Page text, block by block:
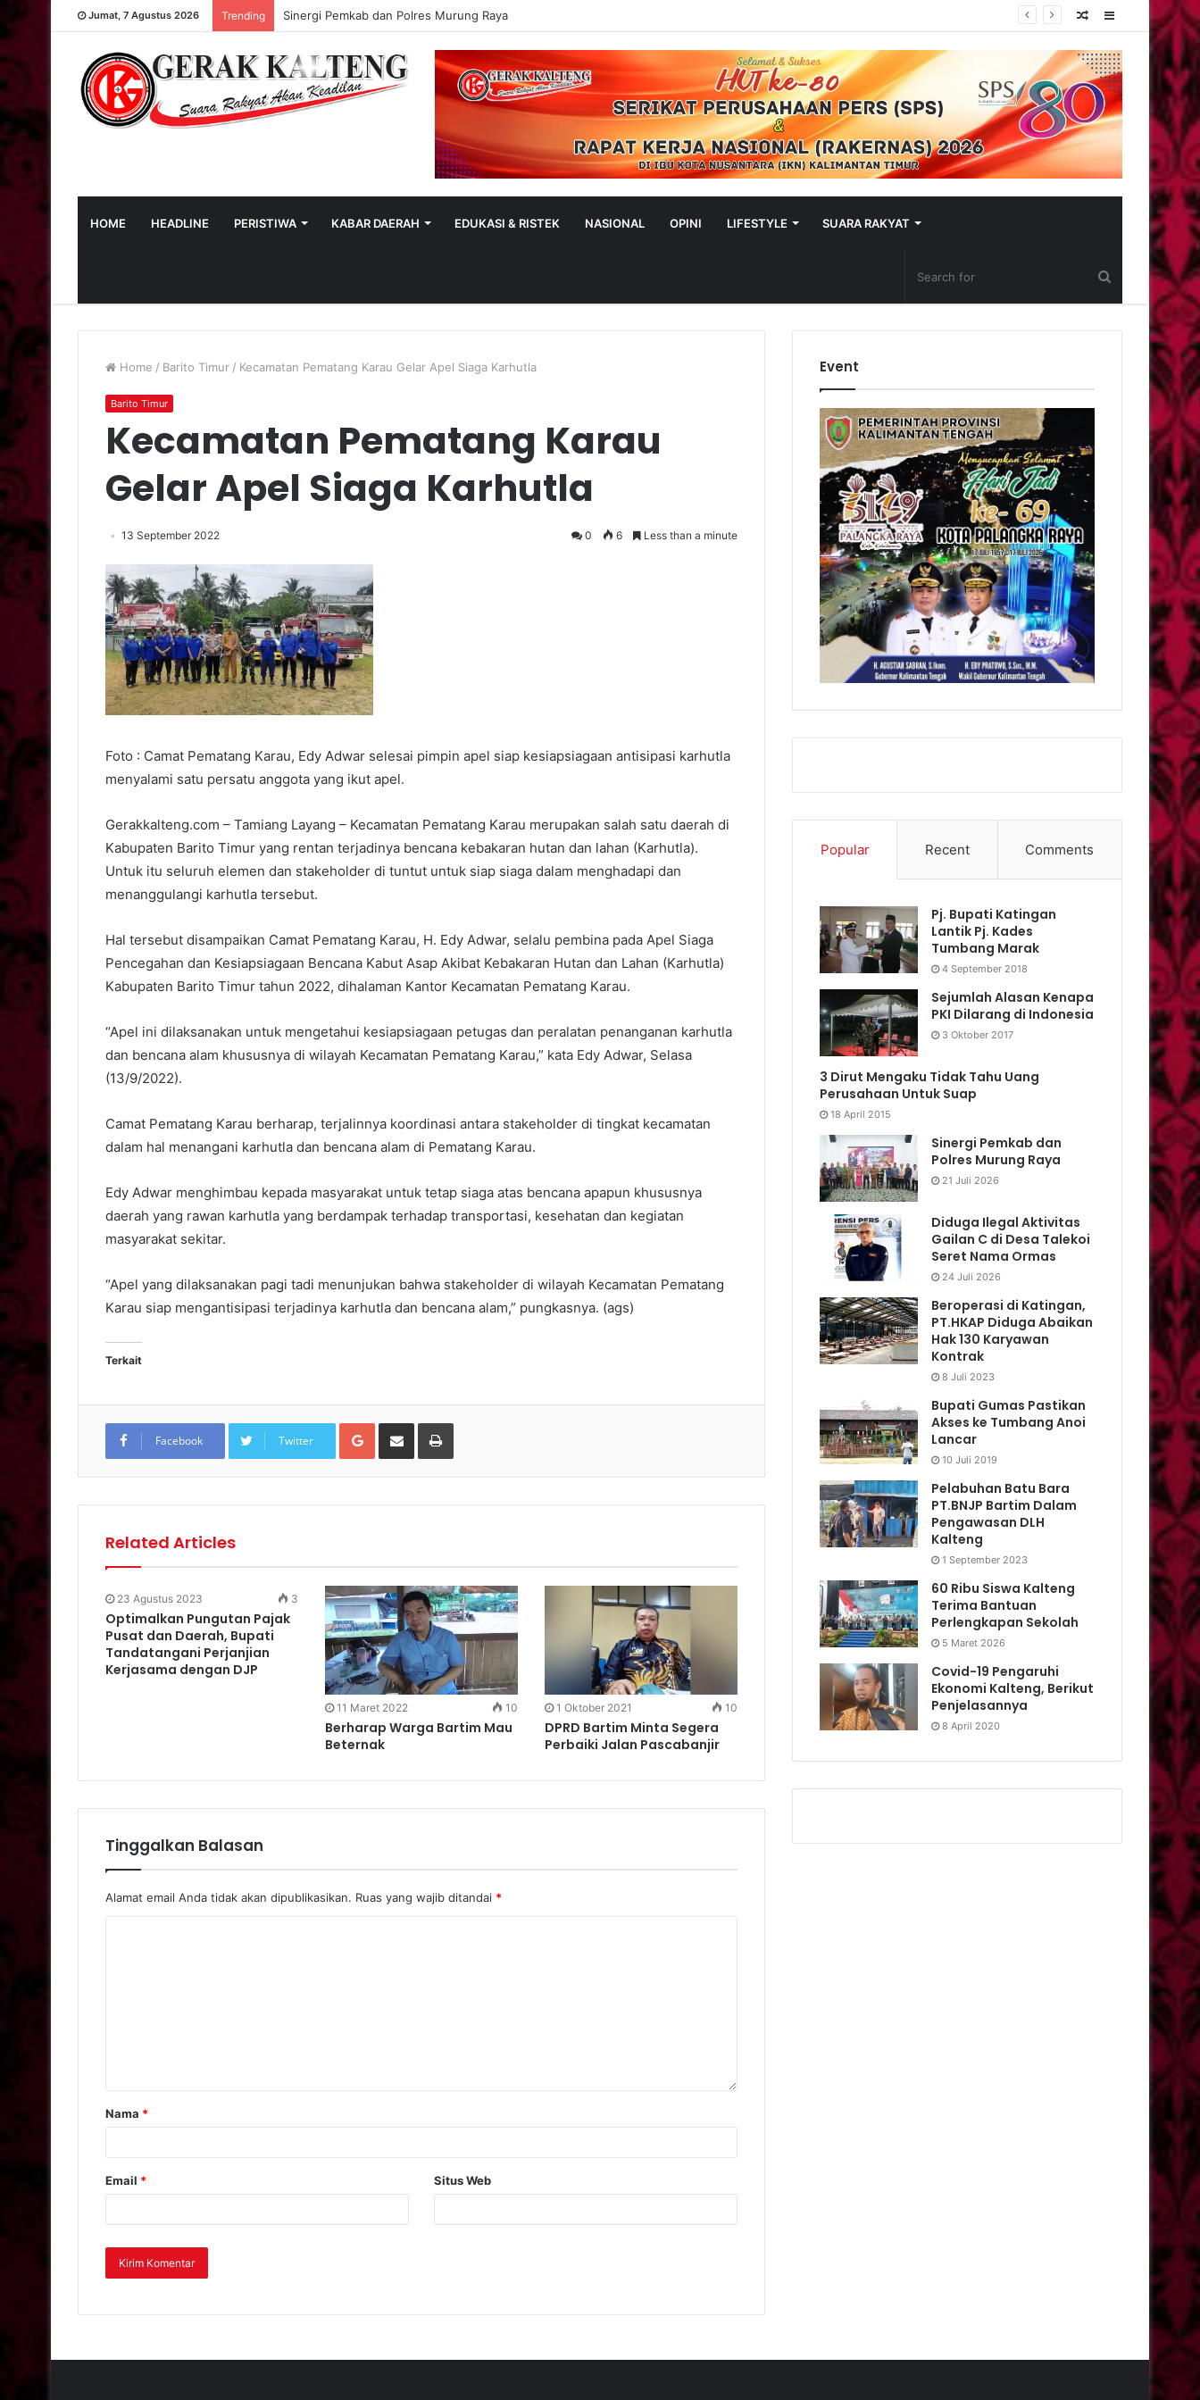
Jumat, 7 Agustus 2026 Trending Sinergi Pemkab dan Polres Murung Raya Sidebar
Random
HOME HEADLINE PERISTIWA KABAR DAERAH EDUKASI & RISTEK NASIONAL OPINI LIFESTYLE SUARA RAKYAT
Home / Barito Timur / Kecamatan Pematang Karau Gelar Apel Siaga Karhutla
Barito Timur
Kecamatan Pematang Karau
Gelar Apel Siaga Karhutla
13 September 2022 0 6 Less than a minute
Foto : Camat Pematang Karau, Edy Adwar selesai pimpin apel siap kesiapsiagaan antisipasi karhutla
menyalami satu persatu anggota yang ikut apel.
Gerakkalteng.com – Tamiang Layang – Kecamatan Pematang Karau merupakan salah satu daerah di
Kabupaten Barito Timur yang rentan terjadinya bencana kebakaran hutan dan lahan (Karhutla).
Untuk itu seluruh elemen dan stakeholder di tuntut untuk siap siaga dalam menghadapi dan
menanggulangi karhutla tersebut.
Hal tersebut disampaikan Camat Pematang Karau, H. Edy Adwar, selalu pembina pada Apel Siaga
Pencegahan dan Kesiapsiagaan Bencana Kabut Asap Akibat Kebakaran Hutan dan Lahan (Karhutla)
Kabupaten Barito Timur tahun 2022, dihalaman Kantor Kecamatan Pematang Karau.
“Apel ini dilaksanakan untuk mengetahui kesiapsiagaan petugas dan peralatan penanganan karhutla
dan bencana alam khususnya di wilayah Kecamatan Pematang Karau,” kata Edy Adwar, Selasa
(13/9/2022).
Camat Pematang Karau berharap, terjalinnya koordinasi antara stakeholder di tingkat kecamatan
dalam hal menangani karhutla dan bencana alam di Pematang Karau.
Edy Adwar menghimbau kepada masyarakat untuk tetap siaga atas bencana apapun khususnya
daerah yang rawan karhutla yang berdampak terhadap transportasi, kesehatan dan kegiatan
masyarakat sekitar.
“Apel yang dilaksanakan pagi tadi menunjukan bahwa stakeholder di wilayah Kecamatan Pematang
Karau siap mengantisipasi terjadinya karhutla dan bencana alam,” pungkasnya. (ags)
Terkait
Facebook Twitter
Google+Share via Email Print
Related Articles
23 Agustus 2023 3
Optimalkan Pungutan Pajak
Pusat dan Daerah, Bupati
Tandatangani Perjanjian
Kerjasama dengan DJP
11 Maret 2022 10
Berharap Warga Bartim Mau
Beternak
1 Oktober 2021 10
DPRD Bartim Minta Segera
Perbaiki Jalan Pascabanjir
Tinggalkan Balasan
Alamat email Anda tidak akan dipublikasikan. Ruas yang wajib ditandai *
Nama *
Email * Situs Web
Event
Popular Recent Comments
Pj. Bupati Katingan
Lantik Pj. Kades
Tumbang Marak
4 September 2018
Sejumlah Alasan Kenapa
PKI Dilarang di Indonesia
3 Oktober 2017
3 Dirut Mengaku Tidak Tahu Uang
Perusahaan Untuk Suap
18 April 2015
Sinergi Pemkab dan
Polres Murung Raya
21 Juli 2026
Diduga Ilegal Aktivitas
Gailan C di Desa Talekoi
Seret Nama Ormas
24 Juli 2026
Beroperasi di Katingan,
PT.HKAP Diduga Abaikan
Hak 130 Karyawan
Kontrak
8 Juli 2023
Bupati Gumas Pastikan
Akses ke Tumbang Anoi
Lancar
10 Juli 2019
Pelabuhan Batu Bara
PT.BNJP Bartim Dalam
Pengawasan DLH
Kalteng
1 September 2023
60 Ribu Siswa Kalteng
Terima Bantuan
Perlengkapan Sekolah
5 Maret 2026
Covid-19 Pengaruhi
Ekonomi Kalteng, Berikut
Penjelasannya
8 April 2020